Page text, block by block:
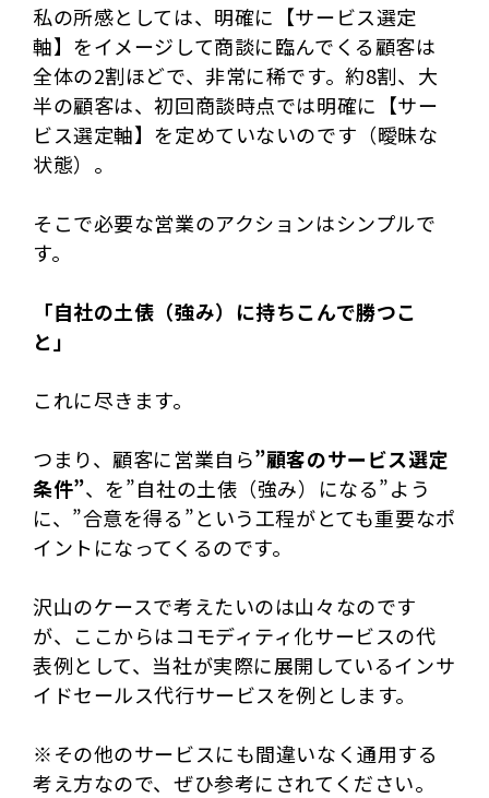
私の所感としては、明確に【サービス選定
軸】をイメージして商談に臨んでくる顧客は
全体の2割ほどで、非常に稀です。約8割、大
半の顧客は、初回商談時点では明確に【サー
ビス選定軸】を定めていないのです（曖昧な
状態）。
そこで必要な営業のアクションはシンプルで
す。
「自社の土俵（強み）に持ちこんで勝つこ
と」
これに尽きます。
つまり、顧客に営業自ら”顧客のサービス選定
条件”、を”自社の土俵（強み）になる”よう
に、”合意を得る”という工程がとても重要なポ
イントになってくるのです。
沢山のケースで考えたいのは山々なのです
が、ここからはコモディティ化サービスの代
表例として、当社が実際に展開しているインサ
イドセールス代行サービスを例とします。
※その他のサービスにも間違いなく通用する
考え方なので、ぜひ参考にされてください。